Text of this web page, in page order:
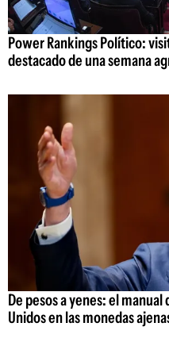
Power Rankings Político:
destacado de una semana
De pesos a yenes: el
Unidos en las monedas